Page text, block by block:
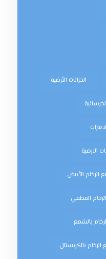
الخزانات الأرضية
الارضية
الرخام الأبيض
المطفي
بالشمع
الرخام بالكريستال